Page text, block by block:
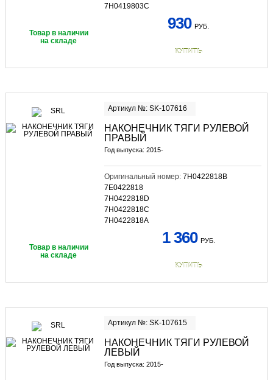
7H0419803C
Товар в наличии
на складе
930 РУБ.
КУПИТЬ
Артикул №: SK-107616
НАКОНЕЧНИК ТЯГИ РУЛЕВОЙ
ПРАВЫЙ
Год выпуска: 2015-
Оригинальный номер: 7H0422818B
7E0422818
7H0422818D
7H0422818C
7H0422818A
Товар в наличии
на складе
1 360 РУБ.
КУПИТЬ
Артикул №: SK-107615
НАКОНЕЧНИК ТЯГИ РУЛЕВОЙ
ЛЕВЫЙ
Год выпуска: 2015-